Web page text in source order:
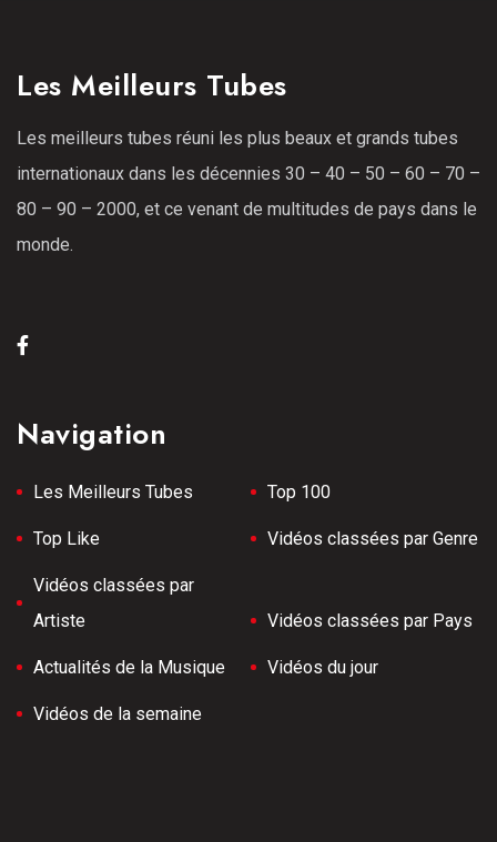
Les Meilleurs Tubes
Les meilleurs tubes réuni les plus beaux et grands tubes
internationaux dans les décennies 30 – 40 – 50 – 60 – 70 –
80 – 90 – 2000, et ce venant de multitudes de pays dans le
monde.
Navigation
Les Meilleurs Tubes Top 100
Top Like Vidéos classées par Genre
Vidéos classées par
Artiste
Vidéos classées par Pays
Actualités de la Musique Vidéos du jour
Vidéos de la semaine